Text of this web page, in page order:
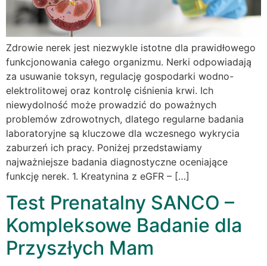
Zdrowie nerek jest niezwykle istotne dla prawidłowego
funkcjonowania całego organizmu. Nerki odpowiadają
za usuwanie toksyn, regulację gospodarki wodno-
elektrolitowej oraz kontrolę ciśnienia krwi. Ich
niewydolność może prowadzić do poważnych
problemów zdrowotnych, dlatego regularne badania
laboratoryjne są kluczowe dla wczesnego wykrycia
zaburzeń ich pracy. Poniżej przedstawiamy
najważniejsze badania diagnostyczne oceniające
funkcję nerek. 1. Kreatynina z eGFR – […]
Test Prenatalny SANCO –
Kompleksowe Badanie dla
Przyszłych Mam